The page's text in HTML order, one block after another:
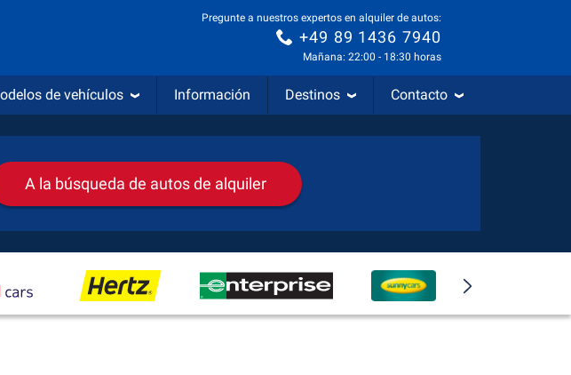
Pregunte a nuestros expertos en alquiler de autos:
+49 89 1436 7940
Mañana: 22:00 - 18:30 horas
de vehículos Información Destinos Contacto
A la búsqueda de autos de alquiler